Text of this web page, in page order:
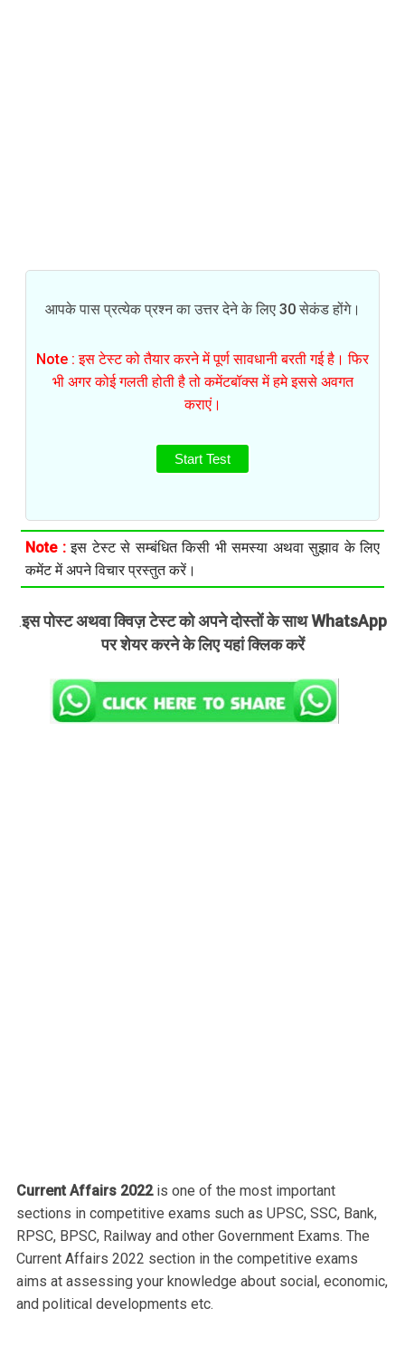
आपके पास प्रत्येक प्रश्न का उत्तर देने के लिए 30 सेकंड होंगे।
Note : इस टेस्ट को तैयार करने में पूर्ण सावधानी बरती गई है। फिर
भी अगर कोई गलती होती है तो कमेंटबॉक्स में हमे इससे अवगत
कराएं।
Start Test
Note :इस टेस्ट से सम्बंधित किसी भी समस्या अथवा सुझाव के लिए
कमेंट में अपने विचार प्रस्तुत करें।
.इस पोस्ट अथवा क्विज़ टेस्ट को अपने दोस्तों के साथ WhatsApp
पर शेयर करने के लिए यहां क्लिक करें
Current Affairs 2022is one of the most important
sections in competitive exams such as UPSC, SSC, Bank,
RPSC, BPSC, Railway and other Government Exams. The
Current Affairs 2022 section in the competitive exams
aims at assessing your knowledge about social, economic,
and political developments etc.